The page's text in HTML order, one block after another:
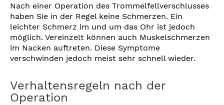
Nach einer Operation des Trommelfellverschlusses
haben Sie in der Regel keine Schmerzen. Ein
leichter Schmerz im und um das Ohr ist jedoch
möglich. Vereinzelt können auch Muskelschmerzen
im Nacken auftreten. Diese Symptome
verschwinden jedoch meist sehr schnell wieder.
Verhaltensregeln nach der
Operation